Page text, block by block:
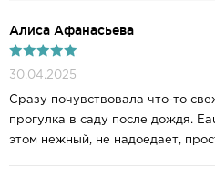
Алиса Афанасьева
30.04.2025
Сразу почувствовала что-то
прогулка в саду после дождя.
этом нежный, не надоедает,